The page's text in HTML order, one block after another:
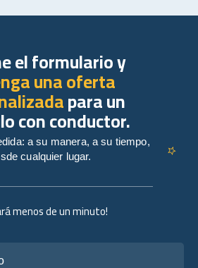
menos de un minuto!
el formulario y
una oferta
para un
con conductor.
a su manera, a su tiempo,
cualquier lugar.